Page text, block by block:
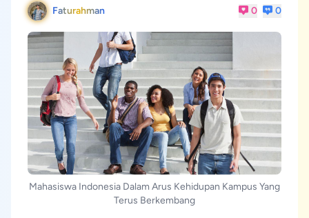
Faturahman 0 0
Mahasiswa Indonesia Dalam Arus Kehidupan Kampus Yang
Terus Berkembang